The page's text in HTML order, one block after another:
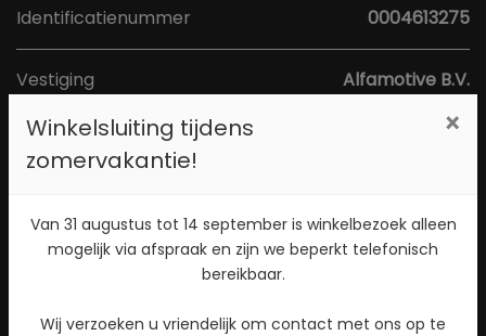
Identificatienummer
0004613275
Vestiging
Alfamotive B.V.
Adres
Poort van Midden Gelderland Rood 1a
Toon kaart
Direct contact opnemen? Bel 026-4721177!
Winkelsluiting tijdens
zomervakantie!
×
Van 31 augustus tot 14 september is winkelbezoek alleen
mogelijk via afspraak en zijn we beperkt telefonisch
bereikbaar.
Wij verzoeken u vriendelijk om contact met ons op te